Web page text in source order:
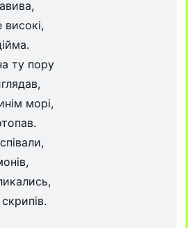
в ділі. Введіть текст